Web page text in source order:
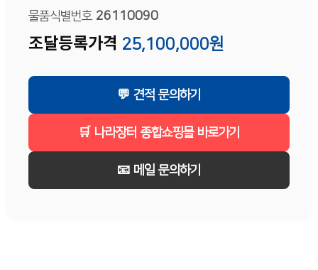
물품식별번호 26110090
조달등록가격 25,100,000원
💬 견적 문의하기
🛒 나라장터 종합쇼핑몰 바로가기
📧 메일 문의하기